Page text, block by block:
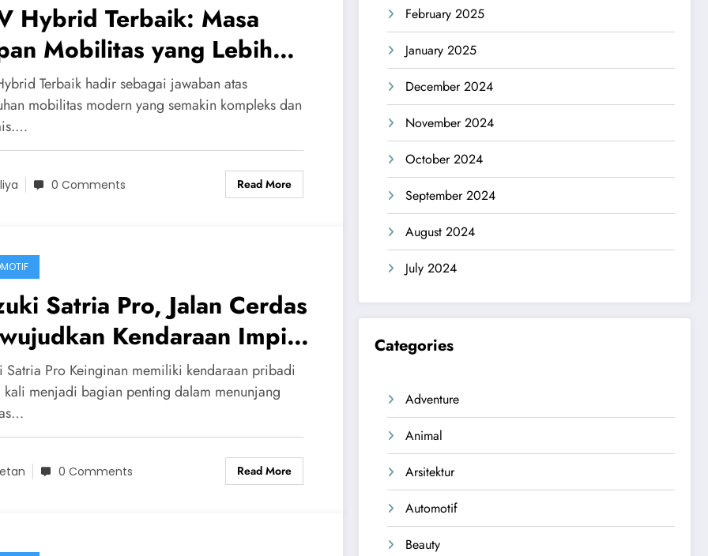
Hybrid Terbaik: Masa
Mobilitas yang Lebih
Tenang, dan Efisien
Terbaik hadir sebagai jawaban atas
mobilitas modern yang semakin kompleks dan
0 Comments Read More
Satria Pro, Jalan Cerdas
Kendaraan Impian
Pembayaran yang Lebih
Satria Pro Keinginan memiliki kendaraan pribadi
kali menjadi bagian penting dalam menunjang
0 Comments Read More
February 2025
January 2025
December 2024
November 2024
October 2024
September 2024
August 2024
July 2024
Categories
Adventure
Animal
Arsitektur
Automotif
Beauty